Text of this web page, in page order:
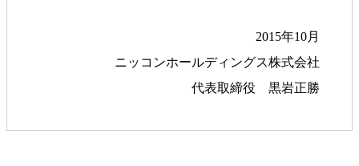
2015年10月
ニッコンホールディングス株式会社
代表取締役 黒岩正勝